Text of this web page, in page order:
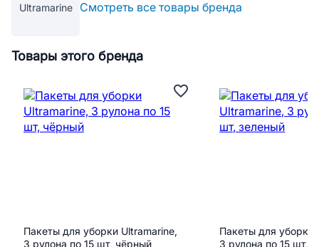
Ultramarine Смотреть все товары бренда
Товары этого бренда
Пакеты для уборки Ultramarine,
3 рулона по 15 шт, чёрный
Пакеты для уборки
3 рулона по 15 шт,